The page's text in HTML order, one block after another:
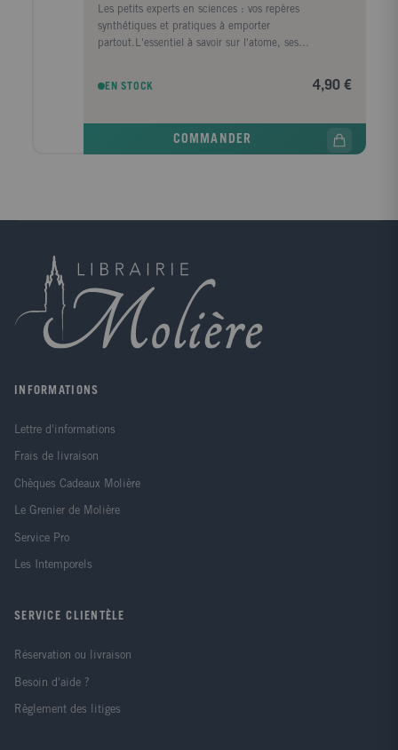
Les petits experts en sciences : vos repères
synthétiques et pratiques à emporter
partout.L'essentiel à savoir sur l'atome, ses
EN STOCK
4,90 €
COMMANDER
INFORMATIONS
Lettre d'informations
Frais de livraison
Chèques Cadeaux Molière
Le Grenier de Molière
Service Pro
Les Intemporels
SERVICE CLIENTÈLE
Réservation ou livraison
Besoin d'aide ?
Règlement des litiges